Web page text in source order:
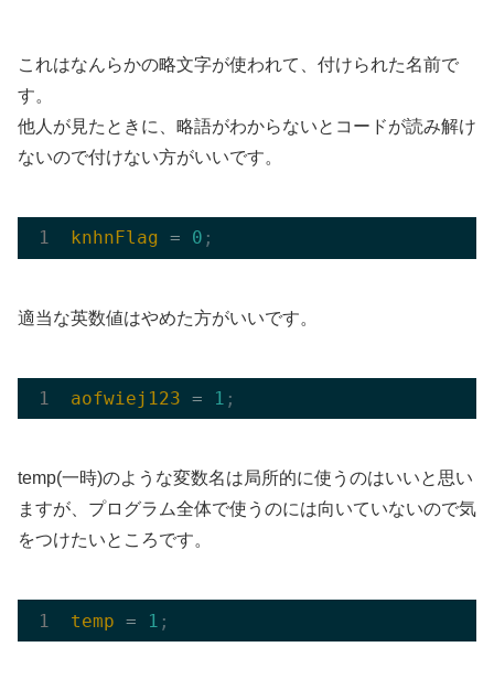
これはなんらかの略文字が使われて、付けられた名前で
す。
他人が見たときに、略語がわからないとコードが読み解け
ないので付けない方がいいです。
knhnFlag = 0 ;
適当な英数値はやめた方がいいです。
aofwiej123 = 1 ;
temp(一時)のような変数名は局所的に使うのはいいと思い
ますが、プログラム全体で使うのには向いていないので気
をつけたいところです。
temp = 1 ;